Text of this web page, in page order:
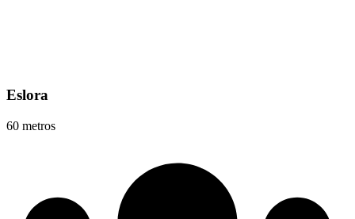
Eslora
60 metros